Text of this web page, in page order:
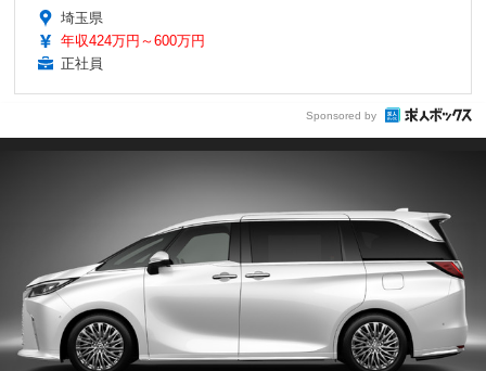
埼玉県
年収424万円～600万円
正社員
Sponsored by